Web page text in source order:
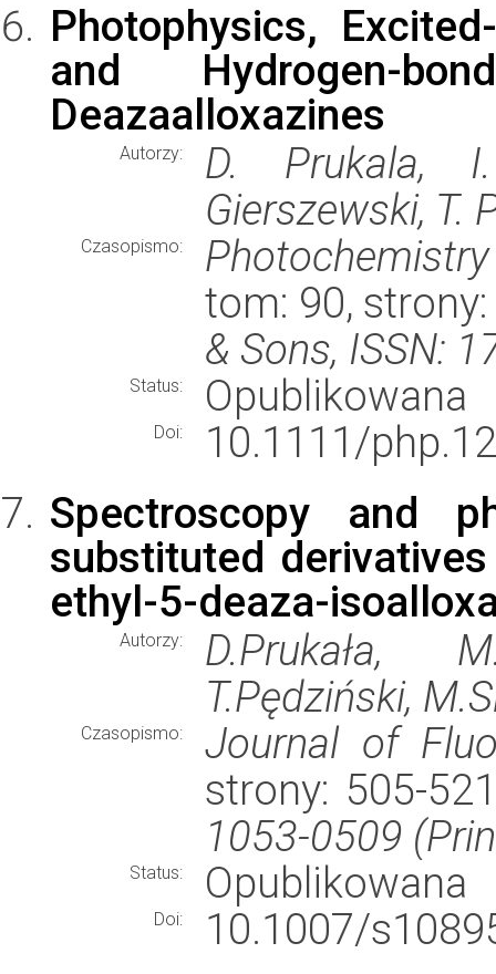
Photophysics,
and Hydrogen-
Deazaalloxazines
Autorzy:
D. Prukala,
Gierszewski, T.
Czasopismo:
tom: 90,
& Sons, ISSN:
Status: Opublikowana
Doi:
10.1111/
Spectroscopy and
substituted
ethyl-5-deaza-
Autorzy:
D.Prukała,
T.Pędziński,
Czasopismo:
Journal of
strony: 505-
1053-0509
Status: Opublikowana
Doi:
10.1007/